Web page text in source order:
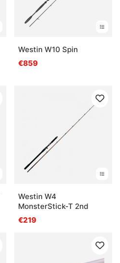
Westin W10 Spin
€859
Westin W4
MonsterStick-T 2nd
€219